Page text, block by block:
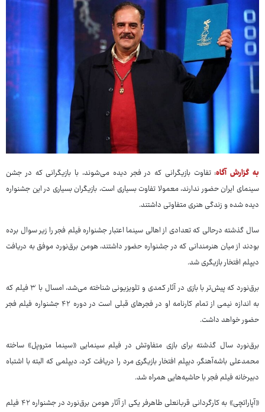
به گزارش آگاه: تفاوت بازیگرانی که در فجر دیده می‌شوند،‌ با بازیگرانی که در جشن
سینمای ایران حضور ندارند،‌ معمولا تفاوت بسیاری است،‌ بازیگران بسیاری در این جشنواره
دیده شده و زندگی هنری متفاوتی داشتند.
سال گذشته درحالی که تعدادی از اهالی سینما اعتبار جشنواره فیلم فجر را زیر سوال برده
بودند از میان هنرمندانی که در جشنواره حضور داشتند، هومن برق‌نورد موفق به دریافت
دیپلم افتخار بازیگری شد.
برق‌نورد که پیش‌تر با بازی در آثار کمدی و تلویزیونی شناخته می‌شد، امسال با ۳ فیلم که
به اندازه نیمی از تمام کارنامه او در فجرهای قبلی است در دوره ۴۲ جشنواره فیلم فجر
حضور خواهد داشت.
برق‌نورد سال گذشته برای بازی متفاوتش در فیلم سینمایی «سینما متروپل» ساخته
محمدعلی باشه‌آهنگر، دیپلم افتخار بازیگری مرد را دریافت کرد،‌ دیپلمی که البته با اشتباه
دبیرخانه فیلم فجر با حاشیه‌هایی همراه شد.
«آپاراتچی» به کارگردانی قربانعلی طاهرفر یکی از آثار هومن برق‌نورد در جشنواره ۴۲ فیلم